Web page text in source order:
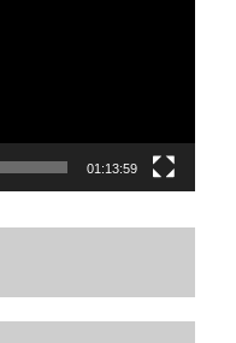
01:13:59